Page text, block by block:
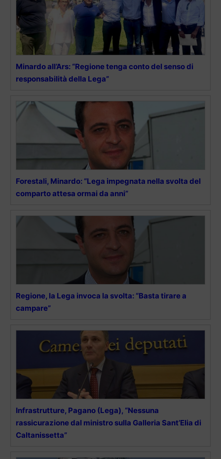
Minardo all’Ars: “Regione tenga conto del senso di
responsabilità della Lega”
Forestali, Minardo: “Lega impegnata nella svolta del
comparto attesa ormai da anni”
Regione, la Lega invoca la svolta: “Basta tirare a
campare”
Infrastrutture, Pagano (Lega), “Nessuna
rassicurazione dal ministro sulla Galleria Sant’Elia di
Caltanissetta”